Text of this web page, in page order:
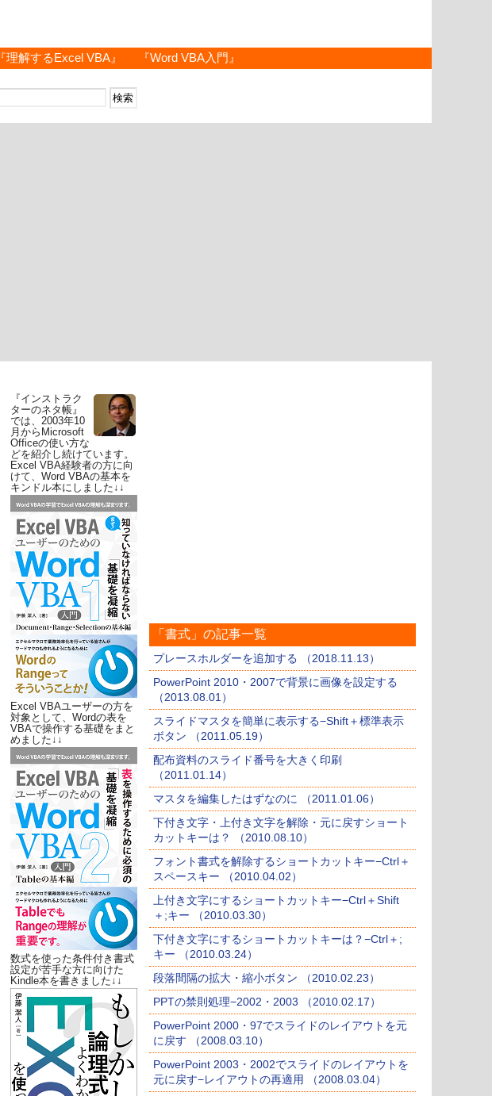
『理解するExcel VBA』 『Word VBA入門』
『インストラク
ターのネタ帳』
では、2003年10
月からMicrosoft
Officeの使い方な
どを紹介し続けています。
Excel VBA経験者の方に向
けて、Word VBAの基本を
キンドル本にしました↓↓
Excel VBAユーザーの方を
対象として、Wordの表を
VBAで操作する基礎をまと
めました↓↓
数式を使った条件付き書式
設定が苦手な方に向けた
Kindle本を書きました↓↓
「書式」の記事一覧
プレースホルダーを追加する （2018.11.13）
PowerPoint 2010・2007で背景に画像を設定する
（2013.08.01）
スライドマスタを簡単に表示する−Shift＋標準表示
ボタン （2011.05.19）
配布資料のスライド番号を大きく印刷
（2011.01.14）
マスタを編集したはずなのに （2011.01.06）
下付き文字・上付き文字を解除・元に戻すショート
カットキーは？ （2010.08.10）
フォント書式を解除するショートカットキー−Ctrl＋
スペースキー （2010.04.02）
上付き文字にするショートカットキー−Ctrl＋Shift
＋;キー （2010.03.30）
下付き文字にするショートカットキーは？−Ctrl＋;
キー （2010.03.24）
段落間隔の拡大・縮小ボタン （2010.02.23）
PPTの禁則処理−2002・2003 （2010.02.17）
PowerPoint 2000・97でスライドのレイアウトを元
に戻す （2008.03.10）
PowerPoint 2003・2002でスライドのレイアウトを
元に戻す−レイアウトの再適用 （2008.03.04）